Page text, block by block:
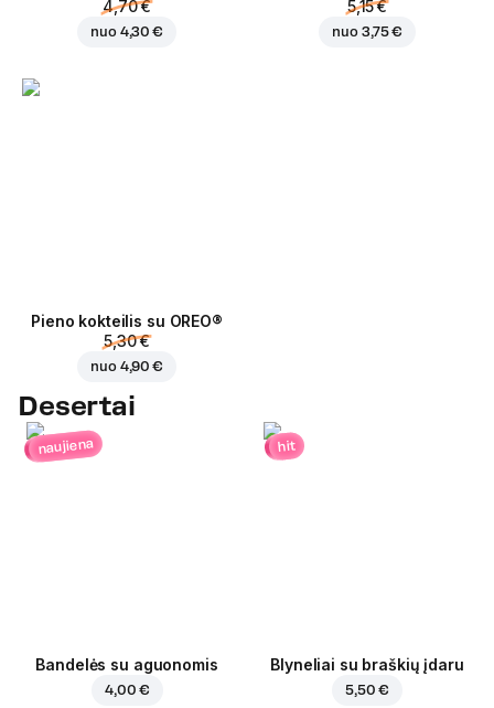
4,70 €
nuo 4,30 €
5,15 €
nuo 3,75 €
Pieno kokteilis su OREO®
5,30 €
nuo 4,90 €
Desertai
naujiena
Bandelės su aguonomis
4,00 €
hit
Blyneliai su braškių įdaru
5,50 €